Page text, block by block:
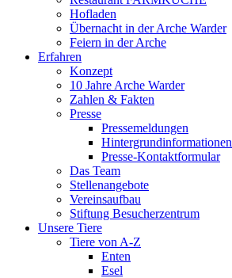
Hofladen
Übernacht in der Arche Warder
Feiern in der Arche
Erfahren
Konzept
10 Jahre Arche Warder
Zahlen & Fakten
Presse
Pressemeldungen
Hintergrundinformationen
Presse-Kontaktformular
Das Team
Stellenangebote
Vereinsaufbau
Stiftung Besucherzentrum
Unsere Tiere
Tiere von A-Z
Enten
Esel